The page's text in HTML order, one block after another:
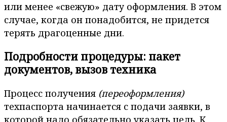
или менее «свежую» дату оформления. В этом
случае, когда он понадобится, не придется
терять драгоценные дни.
Подробности процедуры: пакет
документов, вызов техника
Процесс получения (переоформления)
техпаспорта начинается с подачи заявки, в
которой надо обязательно указать цель. К